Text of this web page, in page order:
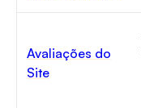
Avaliações do
Site